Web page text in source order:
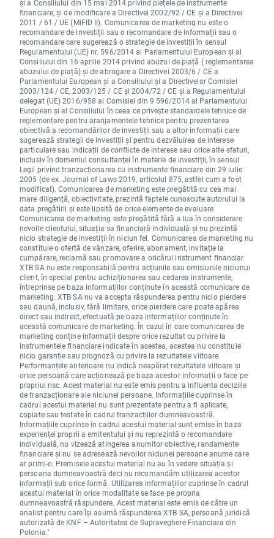
și a Consiliului din 15 mai 2014 privind piețele de instrumente
financiare, și de modificare a Directivei 2002/92 / CE și a Directivei
2011 / 61 / UE (MiFID II). Comunicarea de marketing nu este o
recomandare de investiții sau o recomandare de informații sau o
recomandare care sugerează o strategie de investiții în sensul
Regulamentului (UE) nr. 596/2014 al Parlamentului European și al
Consiliului din 16 aprilie 2014 privind abuzul de piață ( reglementarea
abuzului de piață) și de abrogare a Directivei 2003/6 / CE a
Parlamentului European și a Consiliului și a Directivelor Comisiei
2003/124 / CE, 2003/125 / CE și 2004/72 / CE și a Regulamentului
delegat (UE) 2016/958 al Comisiei din 9 596/2014 al Parlamentului
European și al Consiliului în ceea ce privește standardele tehnice de
reglementare pentru aranjamentele tehnice pentru prezentarea
obiectivă a recomandărilor de investiții sau a altor informații care
sugerează strategii de investiții și pentru dezvăluirea de interese
particulare sau indicații de conflicte de interese sau orice alte sfaturi,
inclusiv în domeniul consultanței în materie de investiții, în sensul
Legii privind tranzacționarea cu instrumente financiare din 29 iulie
2005 (de ex. Journal of Laws 2019, articolul 875, astfel cum a fost
modificat). Comunicarea de marketing este pregătită cu cea mai
mare diligență, obiectivitate, prezintă faptele cunoscute autorului la
data pregătirii și este lipsită de orice elemente de evaluare.
Comunicarea de marketing este pregătită fără a lua în considerare
nevoile clientului, situația sa financiară individuală și nu prezintă
nicio strategie de investiții în niciun fel. Comunicarea de marketing nu
constituie o ofertă de vânzare, oferire, abonament, invitație la
cumpărare, reclamă sau promovare a oricărui instrument financiar.
XTB SA nu este responsabilă pentru acțiunile sau omisiunile niciunui
client, în special pentru achiziționarea sau cedarea instrumente,
întreprinse pe baza informațiilor conținute în această comunicare de
marketing. XTB SA nu va accepta răspunderea pentru nicio pierdere
sau daună, inclusiv, fără limitare, orice pierdere care poate apărea
direct sau indirect, efectuată pe baza informațiilor conținute în
această comunicare de marketing. În cazul în care comunicarea de
marketing conține informații despre orice rezultat cu privire la
instrumentele financiare indicate în acestea, acestea nu constituie
nicio garanție sau prognoză cu privire la rezultatele viitoare.
Performanțele anterioare nu indică neapărat rezultatele viitoare și
orice persoană care acționează pe baza acestor informații o face pe
propriul risc. Acest material nu este emis pentru a influenta deciziile
de tranzacționare ale niciunei persoane. Informațiile cuprinse în
cadrul acestui material nu sunt prezentate pentru a fi aplicate,
copiate sau testate în cadrul tranzacțiilor dumneavoastră.
Informațiile cuprinse în cadrul acestui material sunt emise în baza
experienței proprii a emitentului și nu reprezintă o recomandare
individuală, nu vizează atingerea anumitor obiective, randamente
financiare și nu se adresează nevoilor niciunei persoane anume care
ar primi-o. Premisele acestui material nu au în vedere situația și
persoana dumneavoastră deci nu recomandăm utilizarea acestor
informații sub orice formă. Utilizarea informațiilor cuprinse în cadrul
acestui material în orice modalitate se face pe propria
dumneavoastră răspundere. Acest material este emis de către un
analist pentru care își asumă răspunderea XTB SA, persoană juridică
autorizată de KNF – Autoritatea de Supraveghere Financiara din
Polonia."